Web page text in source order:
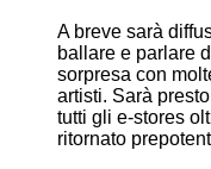
A breve sarà
ballare e parlare
sorpresa con
artisti. Sarà
tutti gli e-stores
ritornato